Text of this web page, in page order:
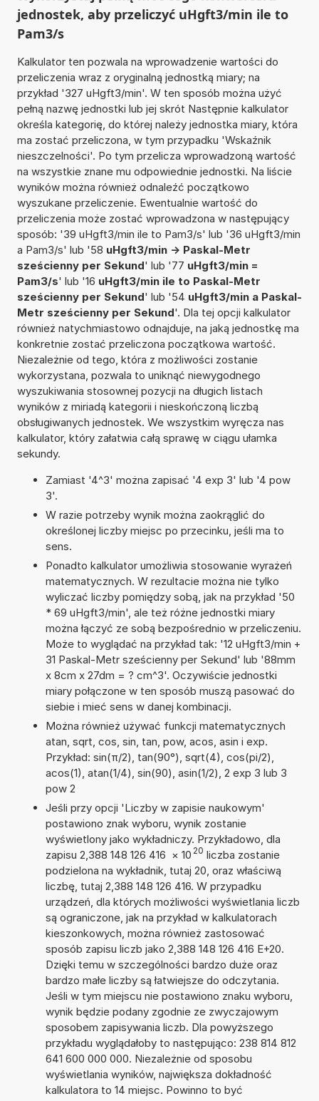
jednostek, aby przeliczyć uHgft3/min ile to
Pam3/s
Kalkulator ten pozwala na wprowadzenie wartości do
przeliczenia wraz z oryginalną jednostką miary; na
przykład '327 uHgft3/min'. W ten sposób można użyć
pełną nazwę jednostki lub jej skrót Następnie kalkulator
określa kategorię, do której należy jednostka miary, która
ma zostać przeliczona, w tym przypadku 'Wskaźnik
nieszczelności'. Po tym przelicza wprowadzoną wartość
na wszystkie znane mu odpowiednie jednostki. Na liście
wyników można również odnaleźć początkowo
wyszukane przeliczenie. Ewentualnie wartość do
przeliczenia może zostać wprowadzona w następujący
sposób: '39 uHgft3/min ile to Pam3/s' lub '36 uHgft3/min
a Pam3/s' lub '58 uHgft3/min -> Paskal-Metr
sześcienny per Sekund' lub '77 uHgft3/min =
Pam3/s' lub '16 uHgft3/min ile to Paskal-Metr
sześcienny per Sekund' lub '54 uHgft3/min a Paskal-
Metr sześcienny per Sekund'. Dla tej opcji kalkulator
również natychmiastowo odnajduje, na jaką jednostkę ma
konkretnie zostać przeliczona początkowa wartość.
Niezależnie od tego, która z możliwości zostanie
wykorzystana, pozwala to uniknąć niewygodnego
wyszukiwania stosownej pozycji na długich listach
wyników z miriadą kategorii i nieskończoną liczbą
obsługiwanych jednostek. We wszystkim wyręcza nas
kalkulator, który załatwia całą sprawę w ciągu ułamka
sekundy.
Zamiast '4^3' można zapisać '4 exp 3' lub '4 pow
3'.
W razie potrzeby wynik można zaokrąglić do
określonej liczby miejsc po przecinku, jeśli ma to
sens.
Ponadto kalkulator umożliwia stosowanie wyrażeń
matematycznych. W rezultacie można nie tylko
wyliczać liczby pomiędzy sobą, jak na przykład '50
* 69 uHgft3/min', ale też różne jednostki miary
można łączyć ze sobą bezpośrednio w przeliczeniu.
Może to wyglądać na przykład tak: '12 uHgft3/min +
31 Paskal-Metr sześcienny per Sekund' lub '88mm
x 8cm x 27dm = ? cm^3'. Oczywiście jednostki
miary połączone w ten sposób muszą pasować do
siebie i mieć sens w danej kombinacji.
Można również używać funkcji matematycznych
atan, sqrt, cos, sin, tan, pow, acos, asin i exp.
Przykład: sin(π/2), tan(90°), sqrt(4), cos(pi/2),
acos(1), atan(1/4), sin(90), asin(1/2), 2 exp 3 lub 3
pow 2
Jeśli przy opcji 'Liczby w zapisie naukowym'
postawiono znak wyboru, wynik zostanie
wyświetlony jako wykładniczy. Przykładowo, dla
zapisu 2,388 148 126 416 × 10 20 liczba zostanie
podzielona na wykładnik, tutaj 20, oraz właściwą
liczbę, tutaj 2,388 148 126 416. W przypadku
urządzeń, dla których możliwości wyświetlania liczb
są ograniczone, jak na przykład w kalkulatorach
kieszonkowych, można również zastosować
sposób zapisu liczb jako 2,388 148 126 416 E+20.
Dzięki temu w szczególności bardzo duże oraz
bardzo małe liczby są łatwiejsze do odczytania.
Jeśli w tym miejscu nie postawiono znaku wyboru,
wynik będzie podany zgodnie ze zwyczajowym
sposobem zapisywania liczb. Dla powyższego
przykładu wyglądałoby to następująco: 238 814 812
641 600 000 000. Niezależnie od sposobu
wyświetlania wyników, największa dokładność
kalkulatora to 14 miejsc. Powinno to być